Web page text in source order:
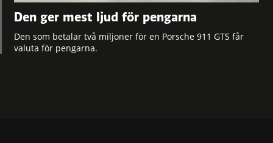
Den ger mest ljud för pengarna
Den som betalar två miljoner för en Porsche 911 GTS får
valuta för pengarna.